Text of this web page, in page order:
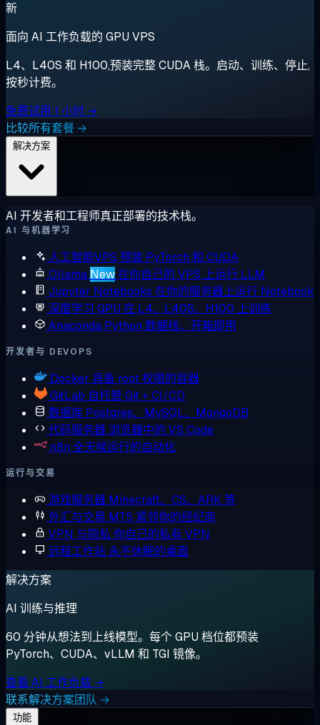
新
面向 AI 工作负载的 GPU VPS
L4、L40S 和 H100,预装完整 CUDA 栈。启动、训练、停止,
按秒计费。
免费试用 1 小时 →
比较所有套餐 →
AI 开发者和工程师真正部署的技术栈。
AI 与机器学习
人工智能VPS 预装 PyTorch 和 CUDA
Ollama New在你自己的 VPS 上运行 LLM
Jupyter Notebooks 在你的服务器上运行 Notebook
深度学习 GPU 在 L4、L40S、H100 上训练
Anaconda Python 数据栈，开箱即用
开发者与 DEVOPS
Docker 具备 root 权限的容器
GitLab 自托管 Git + CI/CD
数据库 Postgres、MySQL、MongoDB
代码服务器 浏览器中的 VS Code
n8n 全天候运行的自动化
运行与交易
游戏服务器 Minecraft、CS、ARK 等
外汇与交易 MT5 紧邻你的经纪商
VPN 与隐私 你自己的私有 VPN
远程工作站 永不休眠的桌面
解决方案
AI 训练与推理
60 分钟从想法到上线模型。每个 GPU 档位都预装
PyTorch、CUDA、vLLM 和 TGI 镜像。
查看 AI 工作负载 →
联系解决方案团队 →